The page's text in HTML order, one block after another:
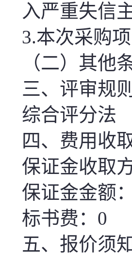
入严重失信
3.本次采购
（二）其他
三、评审规则
综合评分法
四、费用收
保证金收取
保证金金额
标书费：0
五、报价须知